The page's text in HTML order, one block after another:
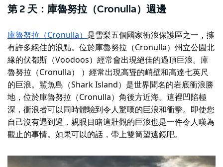
第 2 天：庫魯努拉（Cronulla）週邊
庫魯努拉（Cronulla） 是雪梨五個國家衝浪保護區之一，擁
有許多絕佳的浪點。位於庫魯努拉（Cronulla）州立公園北
緣的伏都斯（Voodoos）經常會出現絕佳的過頂巨浪。庫
魯努拉（Cronulla） ）經常出現高聳的峭壁和高達七英尺
的巨浪。鯊魚島（Shark Island）是世界聞名的岩底衝浪勝
地，位於庫魯努拉（Cronulla）角後方近海。這裡凹陷極
深，衝浪者可以同時體驗到令人驚嘆的巨浪和衝擊。即使您
自己沒有遇到過，親眼目睹這壯觀的巨浪也是一件令人嘆為
觀止的事情。如果可以的話，帶上雙筒望遠鏡吧。